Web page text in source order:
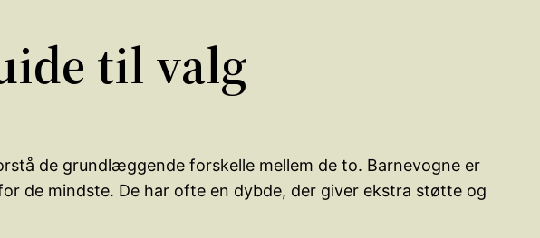
til valg
de grundlæggende forskelle mellem de to. Barnevogne er
de mindste. De har ofte en dybde, der giver ekstra støtte og